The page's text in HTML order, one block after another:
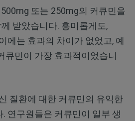
또는 250mg의 커큐민을
받았습니다. 흥미롭게도,
에는 효과의 차이가 없었고, 예
큐민이 가장 효과적이었습니
질환에 대한 커큐민의 유익한
연구원들은 커큐민이 일부 생